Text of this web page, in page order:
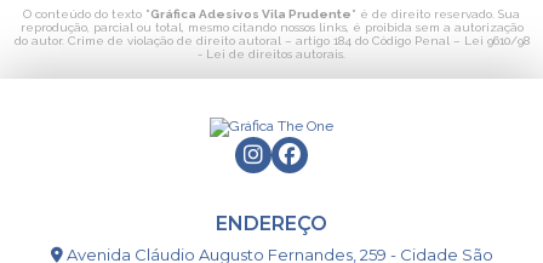
O conteúdo do texto "Gráfica Adesivos Vila Prudente" é de direito reservado. Sua
reprodução, parcial ou total, mesmo citando nossos links, é proibida sem a autorização
do autor. Crime de violação de direito autoral – artigo 184 do Código Penal – Lei 9610/98
- Lei de direitos autorais
ENDEREÇO
Avenida Cláudio Augusto Fernandes, 259 - Cidade São